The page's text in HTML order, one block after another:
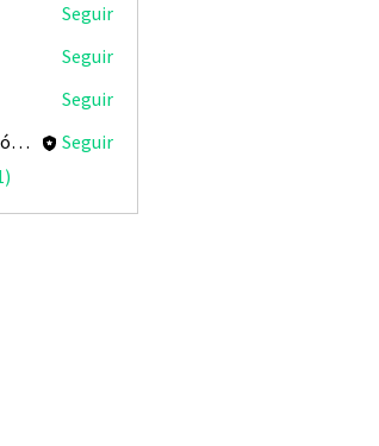
Seguir
Seguir
Seguir
Dr Juan Sebastián Rincón Redondo
Seguir